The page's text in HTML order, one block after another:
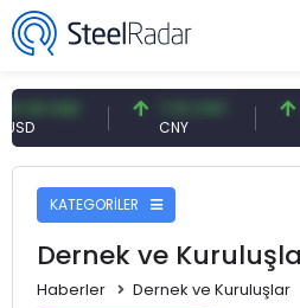
7,10 CNY
KATEGORİLER
Dernek ve
Haberler Dernek ve Kuruluşlar